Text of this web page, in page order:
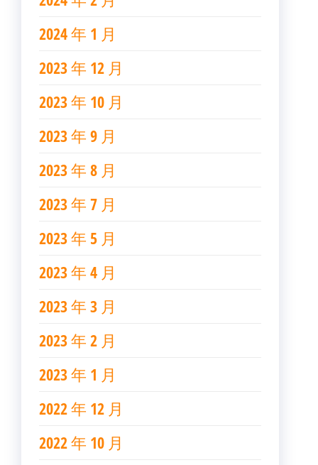
2024 年 1 月
2023 年 12 月
2023 年 10 月
2023 年 9 月
2023 年 8 月
2023 年 7 月
2023 年 5 月
2023 年 4 月
2023 年 3 月
2023 年 2 月
2023 年 1 月
2022 年 12 月
2022 年 10 月